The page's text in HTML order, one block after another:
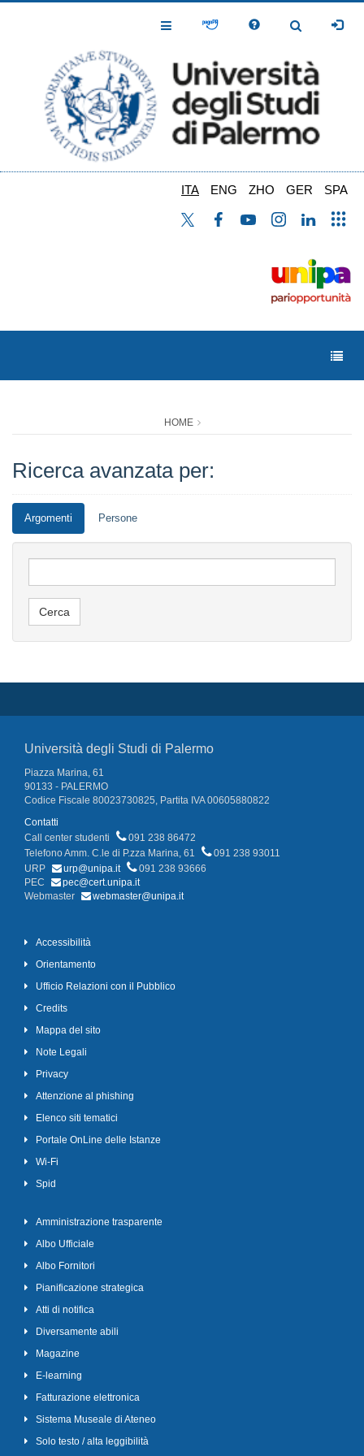
Toggle
Toggle
ITA ENG ZHO GER SPA
HOME
Ricerca avanzata per:
Argomenti Persone
Università degli Studi di Palermo
Piazza Marina, 61
90133 - PALERMO
Codice Fiscale 80023730825, Partita IVA 00605880822
Contatti
Call center studenti
091 238 86472
Telefono Amm. C.le di P.zza Marina, 61
091 238 93011
URP
urp@unipa.it
091 238 93666
PEC
pec@cert.unipa.it
Webmaster
webmaster@unipa.it
Accessibilità
Orientamento
Ufficio Relazioni con il Pubblico
Credits
Mappa del sito
Note Legali
Privacy
Attenzione al phishing
Elenco siti tematici
Portale OnLine delle Istanze
Wi-Fi
Spid
Amministrazione trasparente
Albo Ufficiale
Albo Fornitori
Pianificazione strategica
Atti di notifica
Diversamente abili
Magazine
E-learning
Fatturazione elettronica
Sistema Museale di Ateneo
Solo testo / alta leggibilità